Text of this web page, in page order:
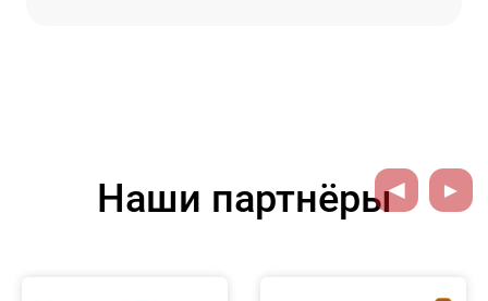
Наши партнёры